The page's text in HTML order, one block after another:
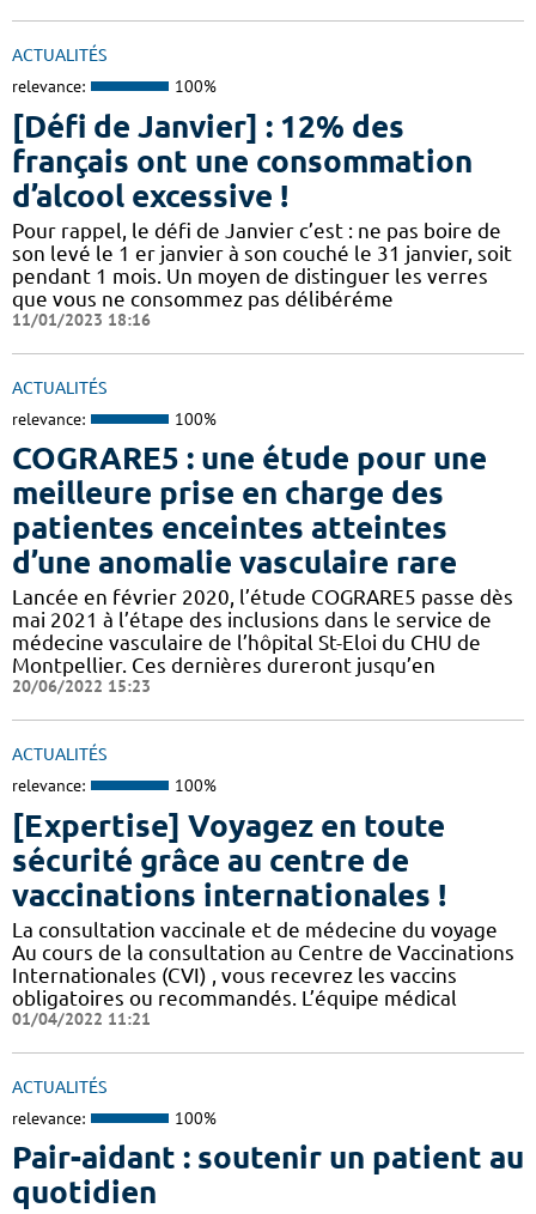
ACTUALITÉS
relevance: 100%
[Défi de Janvier] : 12% des
français ont une consommation
d’alcool excessive !
Pour rappel, le défi de Janvier c’est : ne pas boire de
son levé le 1 er janvier à son couché le 31 janvier, soit
pendant 1 mois. Un moyen de distinguer les verres
que vous ne consommez pas délibéréme
11/01/2023 18:16
ACTUALITÉS
relevance: 100%
COGRARE5 : une étude pour une
meilleure prise en charge des
patientes enceintes atteintes
d’une anomalie vasculaire rare
Lancée en février 2020, l’étude COGRARE5 passe dès
mai 2021 à l’étape des inclusions dans le service de
médecine vasculaire de l’hôpital St-Eloi du CHU de
Montpellier. Ces dernières dureront jusqu’en
20/06/2022 15:23
ACTUALITÉS
relevance: 100%
[Expertise] Voyagez en toute
sécurité grâce au centre de
vaccinations internationales !
La consultation vaccinale et de médecine du voyage
Au cours de la consultation au Centre de Vaccinations
Internationales (CVI) , vous recevrez les vaccins
obligatoires ou recommandés. L’équipe médical
01/04/2022 11:21
ACTUALITÉS
relevance: 100%
Pair-aidant : soutenir un patient au
quotidien